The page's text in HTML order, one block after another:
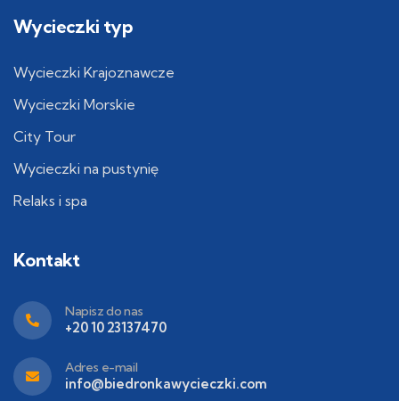
Wycieczki typ
Wycieczki Krajoznawcze
Wycieczki Morskie
City Tour
Wycieczki na pustynię
Relaks i spa
Kontakt
Napisz do nas
+20 10 23137470
Adres e-mail
info@biedronkawycieczki.com